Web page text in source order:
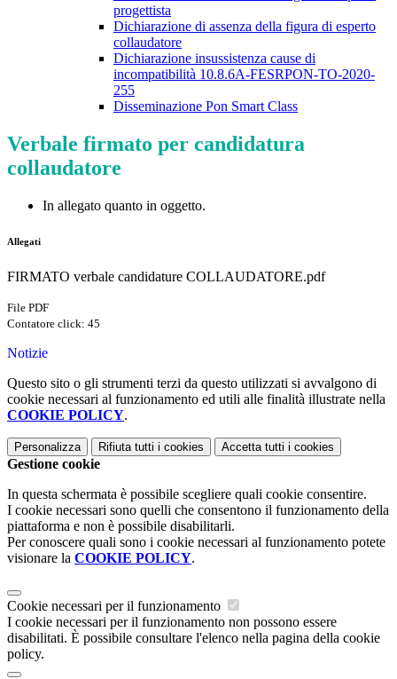
progettista
Dichiarazione di assenza della figura di esperto
collaudatore
Dichiarazione insussistenza cause di
incompatibilità 10.8.6A-FESRPON-TO-2020-
255
Disseminazione Pon Smart Class
Verbale firmato per candidatura
collaudatore
In allegato quanto in oggetto.
Allegati
FIRMATO verbale candidature COLLAUDATORE.pdf
File PDF
Contatore click: 45
Notizie
Questo sito o gli strumenti terzi da questo utilizzati si avvalgono di
cookie necessari al funzionamento ed utili alle finalità illustrate nella
COOKIE POLICY.
Personalizza Rifiuta tutti i cookies Accetta tutti i cookies
Gestione cookie
In questa schermata è possibile scegliere quali cookie consentire.
I cookie necessari sono quelli che consentono il funzionamento della
piattaforma e non è possibile disabilitarli.
Per conoscere quali sono i cookie necessari al funzionamento potete
visionare la COOKIE POLICY.
Cookie necessari per il funzionamento
I cookie necessari per il funzionamento non possono essere
disabilitati. È possibile consultare l'elenco nella pagina della cookie
policy.